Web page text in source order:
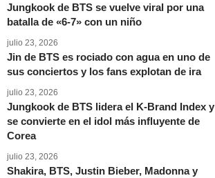
Jungkook de BTS se vuelve viral por una
batalla de «6-7» con un niño
julio 23, 2026
Jin de BTS es rociado con agua en uno de
sus conciertos y los fans explotan de ira
julio 23, 2026
Jungkook de BTS lidera el K-Brand Index y
se convierte en el idol más influyente de
Corea
julio 23, 2026
Shakira, BTS, Justin Bieber, Madonna y